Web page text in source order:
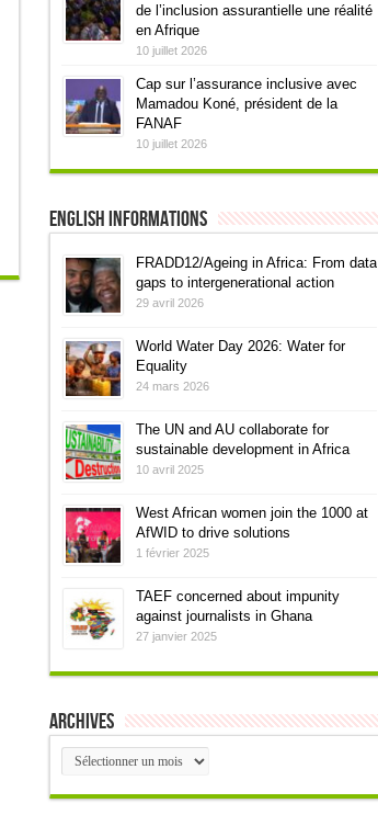
de l’inclusion assurantielle une réalité
en Afrique
10 juillet 2026
Cap sur l’assurance inclusive avec
Mamadou Koné, président de la
FANAF
10 juillet 2026
English informations
FRADD12/Ageing in Africa: From data
gaps to intergenerational action
29 avril 2026
World Water Day 2026: Water for
Equality
24 mars 2026
The UN and AU collaborate for
sustainable development in Africa
10 avril 2025
West African women join the 1000 at
AfWID to drive solutions
1 février 2025
TAEF concerned about impunity
against journalists in Ghana
27 janvier 2025
Archives
Archives